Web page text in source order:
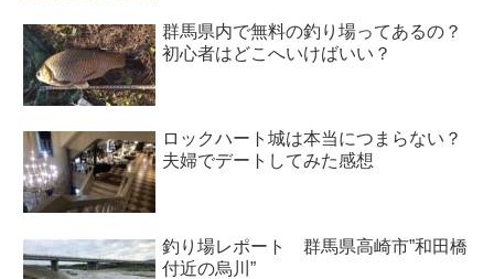
群馬県内で無料の釣り場ってあるの？
初心者はどこへいけばいい？
ロックハート城は本当につまらない？
夫婦でデートしてみた感想
釣り場レポート 群馬県高崎市”和田橋
付近の烏川”